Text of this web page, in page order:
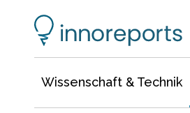
Wissenschaft & Technik